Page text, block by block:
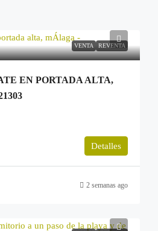
VENTA REVENTA
EN PORTADA ALTA,
Detalles
2 semanas ago